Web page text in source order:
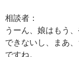
相談者：
うーん、娘はもう
できないし、まあ
ですね。